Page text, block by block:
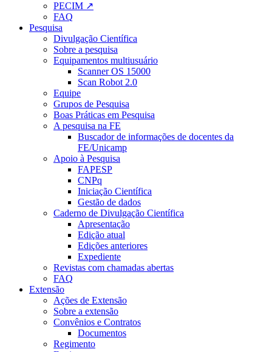
PECIM ↗
FAQ
Pesquisa
Divulgação Científica
Sobre a pesquisa
Equipamentos multiusuário
Scanner OS 15000
Scan Robot 2.0
Equipe
Grupos de Pesquisa
Boas Práticas em Pesquisa
A pesquisa na FE
Buscador de informações de docentes da
FE/Unicamp
Apoio à Pesquisa
FAPESP
CNPq
Iniciação Científica
Gestão de dados
Caderno de Divulgação Científica
Apresentação
Edição atual
Edições anteriores
Expediente
Revistas com chamadas abertas
FAQ
Extensão
Ações de Extensão
Sobre a extensão
Convênios e Contratos
Documentos
Regimento